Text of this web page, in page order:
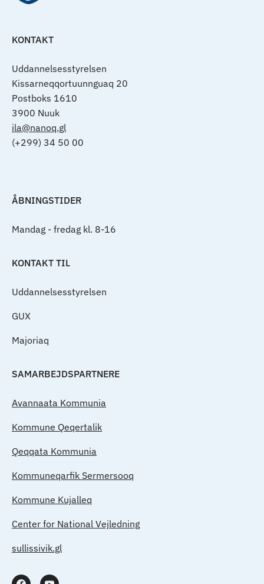
KONTAKT
Uddannelsesstyrelsen
Kissarneqqortuunnguaq 20
Postboks 1610
3900 Nuuk
ila@nanoq.gl
(+299) 34 50 00
ÅBNINGSTIDER
Mandag - fredag kl. 8-16
KONTAKT TIL
Uddannelsesstyrelsen
GUX
Majoriaq
SAMARBEJDSPARTNERE
Avannaata Kommunia
Kommune Qeqertalik
Qeqqata Kommunia
Kommuneqarfik Sermersooq
Kommune Kujalleq
Center for National Vejledning
sullissivik.gl